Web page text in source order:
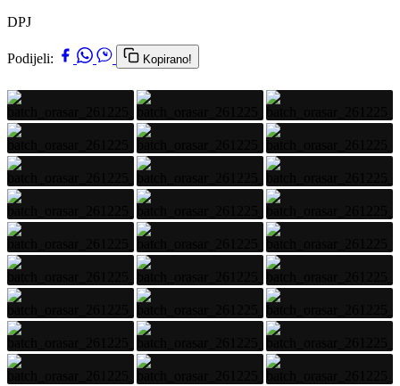
DPJ
Podijeli: Kopirano!